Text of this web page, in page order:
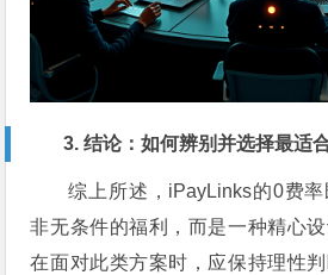
3. 结论：如何辨别并选择最适
综上所述，iPayLinks的0费
非无条件的福利，而是一种精心
在面对此类方案时，应保持理性